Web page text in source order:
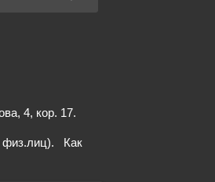
4, кор. 17.
физ.лиц). Как